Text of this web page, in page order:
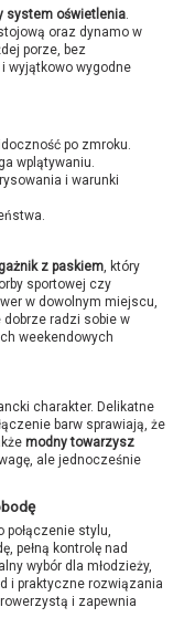
system oświetlenia
oraz dynamo w
porze, bez
wyjątkowo wygodne
po zmroku.
wplątywaniu.
i warunki
z paskiem , który
sportowej czy
w dowolnym miejscu,
dobrze radzi sobie w
weekendowych
charakter. Delikatne
barw sprawiają, że
modny towarzysz
ale jednocześnie
połączenie stylu,
pełną kontrolę nad
wybór dla młodzieży,
i praktyczne rozwiązania
i zapewnia